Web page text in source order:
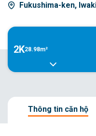
Fukushima-ken,
2K28.98m²
Thông tin căn hộ